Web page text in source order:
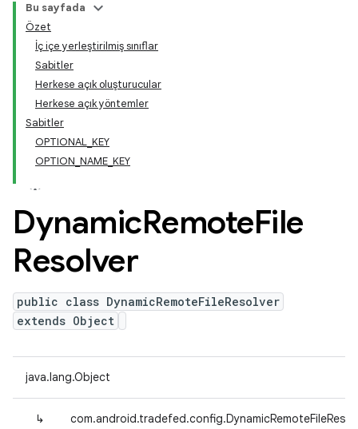
Bu sayfada
Özet
İç içe yerleştirilmiş sınıflar
Sabitler
Herkese açık oluşturucular
Herkese açık yöntemler
Sabitler
OPTIONAL_KEY
OPTION_NAME_KEY
DynamicRemoteFile
Resolver
public class DynamicRemoteFileResolver
extends Object
java.lang.Object
↳